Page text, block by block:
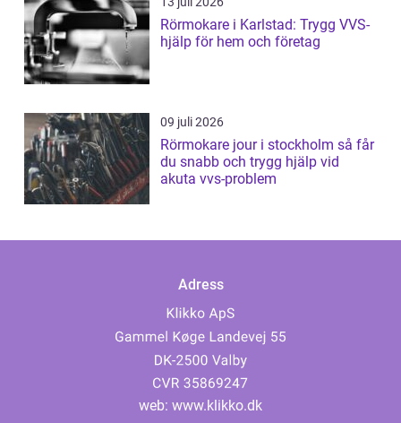
Rörmokare i Karlstad: Trygg VVS-
hjälp för hem och företag
09 juli 2026
Rörmokare jour i stockholm så får
du snabb och trygg hjälp vid
akuta vvs-problem
Adress
web: www.klikko.dk